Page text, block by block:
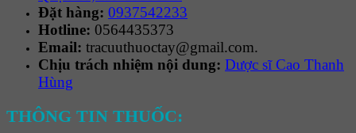
Đặt hàng: 0937542233
Hotline: 0564435373
Email: tracuuthuoctay@gmail.com.
Chịu trách nhiệm nội dung: Dược sĩ Cao Thanh
Hùng
THÔNG TIN THUỐC: